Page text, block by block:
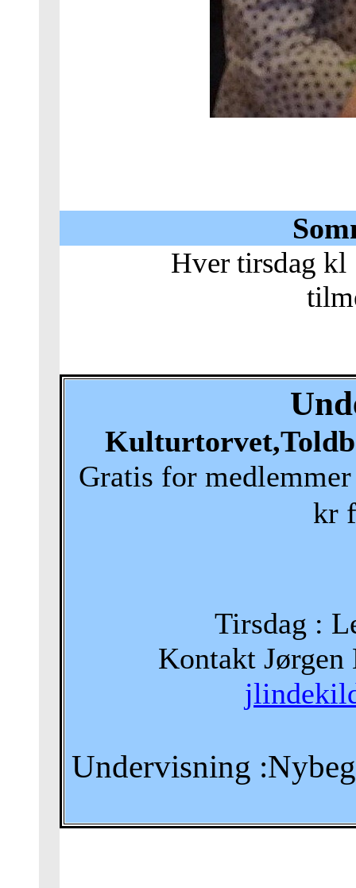
Hver tirsdag
Gratis for
kr
Tirsdag :
Kontakt
Undervisning